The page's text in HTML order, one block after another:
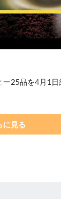
25品を4月1
に見る